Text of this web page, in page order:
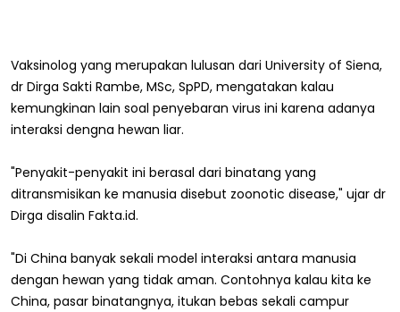
Vaksinolog yang merupakan lulusan dari University of Siena,
dr Dirga Sakti Rambe, MSc, SpPD, mengatakan kalau
kemungkinan lain soal penyebaran virus ini karena adanya
interaksi dengna hewan liar.
"Penyakit-penyakit ini berasal dari binatang yang
ditransmisikan ke manusia disebut zoonotic disease," ujar dr
Dirga disalin Fakta.id.
"Di China banyak sekali model interaksi antara manusia
dengan hewan yang tidak aman. Contohnya kalau kita ke
China, pasar binatangnya, itukan bebas sekali campur